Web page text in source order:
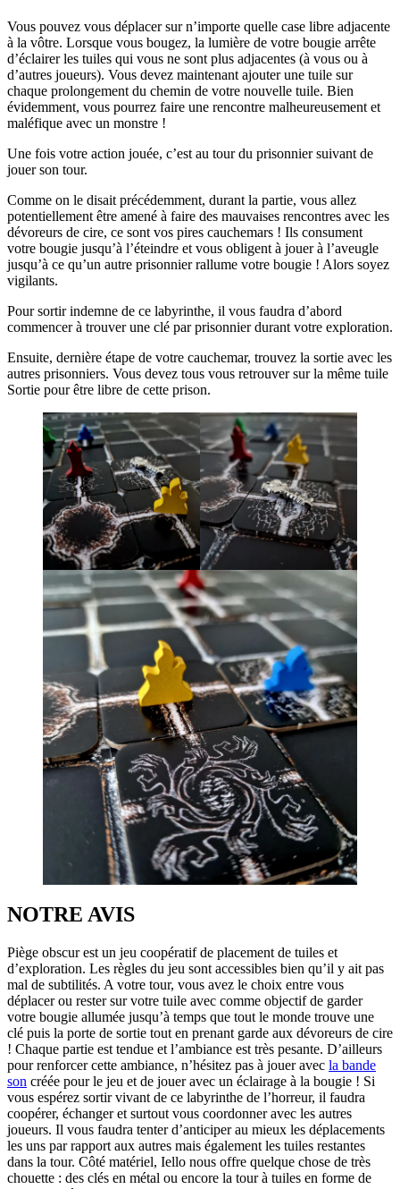
Vous pouvez vous déplacer sur n’importe quelle case libre adjacente
à la vôtre. Lorsque vous bougez, la lumière de votre bougie arrête
d’éclairer les tuiles qui vous ne sont plus adjacentes (à vous ou à
d’autres joueurs). Vous devez maintenant ajouter une tuile sur
chaque prolongement du chemin de votre nouvelle tuile. Bien
évidemment, vous pourrez faire une rencontre malheureusement et
maléfique avec un monstre !
Une fois votre action jouée, c’est au tour du prisonnier suivant de
jouer son tour.
Comme on le disait précédemment, durant la partie, vous allez
potentiellement être amené à faire des mauvaises rencontres avec les
dévoreurs de cire, ce sont vos pires cauchemars ! Ils consument
votre bougie jusqu’à l’éteindre et vous obligent à jouer à l’aveugle
jusqu’à ce qu’un autre prisonnier rallume votre bougie ! Alors soyez
vigilants.
Pour sortir indemne de ce labyrinthe, il vous faudra d’abord
commencer à trouver une clé par prisonnier durant votre exploration.
Ensuite, dernière étape de votre cauchemar, trouvez la sortie avec les
autres prisonniers. Vous devez tous vous retrouver sur la même tuile
Sortie pour être libre de cette prison.
NOTRE AVIS
Piège obscur est un jeu coopératif de placement de tuiles et
d’exploration. Les règles du jeu sont accessibles bien qu’il y ait pas
mal de subtilités. A votre tour, vous avez le choix entre vous
déplacer ou rester sur votre tuile avec comme objectif de garder
votre bougie allumée jusqu’à temps que tout le monde trouve une
clé puis la porte de sortie tout en prenant garde aux dévoreurs de cire
! Chaque partie est tendue et l’ambiance est très pesante. D’ailleurs
pour renforcer cette ambiance, n’hésitez pas à jouer avec la bande
son créée pour le jeu et de jouer avec un éclairage à la bougie ! Si
vous espérez sortir vivant de ce labyrinthe de l’horreur, il faudra
coopérer, échanger et surtout vous coordonner avec les autres
joueurs. Il vous faudra tenter d’anticiper au mieux les déplacements
les uns par rapport aux autres mais également les tuiles restantes
dans la tour. Côté matériel, Iello nous offre quelque chose de très
chouette : des clés en métal ou encore la tour à tuiles en forme de